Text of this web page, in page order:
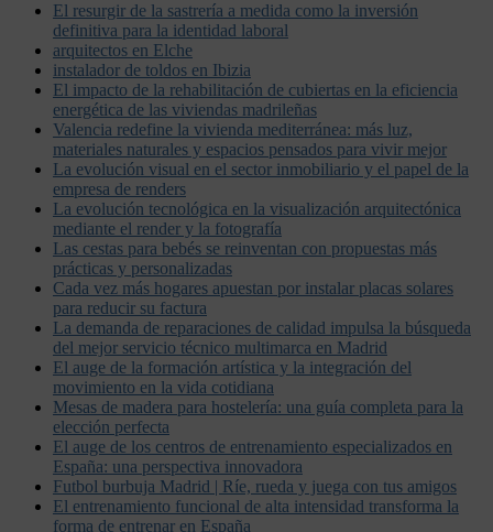
El resurgir de la sastrería a medida como la inversión
definitiva para la identidad laboral
arquitectos en Elche
instalador de toldos en Ibizia
El impacto de la rehabilitación de cubiertas en la eficiencia
energética de las viviendas madrileñas
Valencia redefine la vivienda mediterránea: más luz,
materiales naturales y espacios pensados para vivir mejor
La evolución visual en el sector inmobiliario y el papel de la
empresa de renders
La evolución tecnológica en la visualización arquitectónica
mediante el render y la fotografía
Las cestas para bebés se reinventan con propuestas más
prácticas y personalizadas
Cada vez más hogares apuestan por instalar placas solares
para reducir su factura
La demanda de reparaciones de calidad impulsa la búsqueda
del mejor servicio técnico multimarca en Madrid
El auge de la formación artística y la integración del
movimiento en la vida cotidiana
Mesas de madera para hostelería: una guía completa para la
elección perfecta
El auge de los centros de entrenamiento especializados en
España: una perspectiva innovadora
Futbol burbuja Madrid | Ríe, rueda y juega con tus amigos
El entrenamiento funcional de alta intensidad transforma la
forma de entrenar en España